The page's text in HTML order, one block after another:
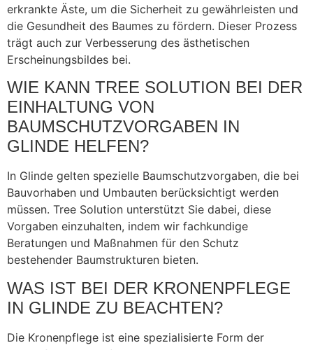
erkrankte Äste, um die Sicherheit zu gewährleisten und
die Gesundheit des Baumes zu fördern. Dieser Prozess
trägt auch zur Verbesserung des ästhetischen
Erscheinungsbildes bei.
WIE KANN TREE SOLUTION BEI DER
EINHALTUNG VON
BAUMSCHUTZVORGABEN IN
GLINDE HELFEN?
In Glinde gelten spezielle Baumschutzvorgaben, die bei
Bauvorhaben und Umbauten berücksichtigt werden
müssen. Tree Solution unterstützt Sie dabei, diese
Vorgaben einzuhalten, indem wir fachkundige
Beratungen und Maßnahmen für den Schutz
bestehender Baumstrukturen bieten.
WAS IST BEI DER KRONENPFLEGE
IN GLINDE ZU BEACHTEN?
Die Kronenpflege ist eine spezialisierte Form der